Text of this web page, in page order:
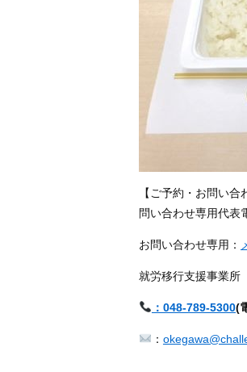
【ご予約・お問い合
問い合わせ専用代表
お問い合わせ専用：
就労移行支援事業
：048-789-5300(
：